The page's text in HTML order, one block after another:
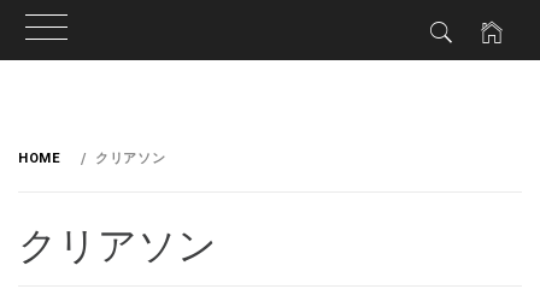
HOME クリアソン
クリアソン